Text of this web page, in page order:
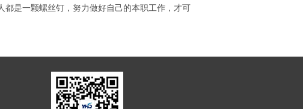
是一颗螺丝钉，努力做好自己的本职工作，才可